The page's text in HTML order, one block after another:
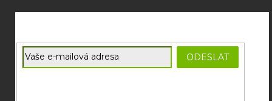
E-mail
ODESLAT